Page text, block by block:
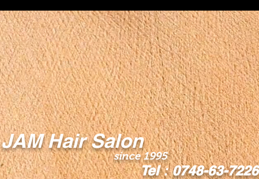
JAM Hair Salon
Tel：0748-63-7226
since 1995